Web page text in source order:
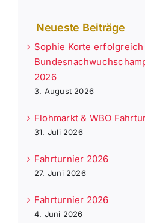
Neueste Beiträge
Sophie Korte erfolgreich
2026
3. August 2026
Flohmarkt & WBO
31. Juli 2026
Fahrturnier 2026
27. Juni 2026
Fahrturnier 2026
4. Juni 2026